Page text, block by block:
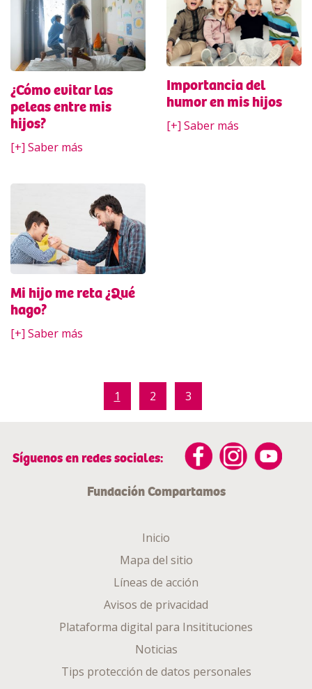
¿Cómo evitar las
peleas entre mis
hijos?
[+] Saber más
Importancia del
humor en mis hijos
[+] Saber más
Mi hijo me reta ¿Qué
hago?
[+] Saber más
1 2 3
Síguenos en redes sociales:
Fundación Compartamos
Inicio
Mapa del sitio
Líneas de acción
Avisos de privacidad
Plataforma digital para Insitituciones
Noticias
Tips protección de datos personales